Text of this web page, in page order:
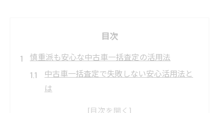
目次
慎重派も安心な中古車一括査定の活用法
中古車一括査定で失敗しない安心活用法と
は